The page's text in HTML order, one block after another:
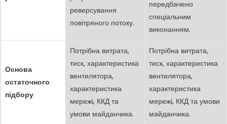
реверсування
повітряного потоку.
передбачено
спеціальним
виконанням.
Основа
остаточного
підбору
Потрібна витрата,
тиск, характеристика
вентилятора,
характеристика
мережі, ККД та
умови майданчика.
Потрібна витрата,
тиск, характеристика
вентилятора,
характеристика
мережі, ККД та умови
майданчика.